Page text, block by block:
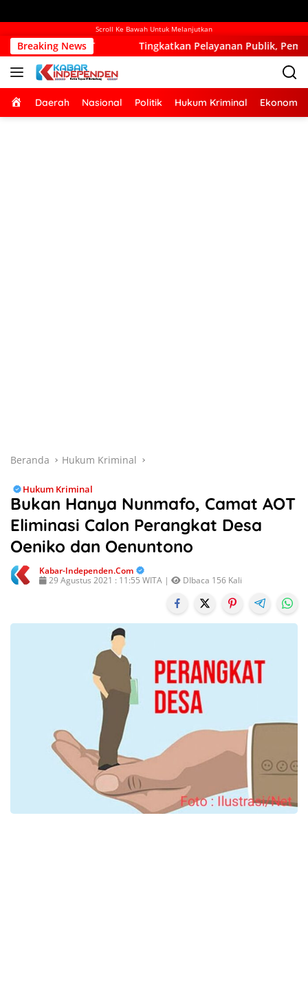
Scroll Ke Bawah Untuk Melanjutkan
Breaking News
Tingkatkan Pelayanan Publik, Pemkab Kupang Mulai
Home
Daerah Nasional Politik Hukum Kriminal Ekonomi
Beranda Hukum Kriminal
Hukum Kriminal
Bukan Hanya Nunmafo, Camat AOT
Eliminasi Calon Perangkat Desa
Oeniko dan Oenuntono
Kabar-Independen.com
29 Agustus 2021 : 11:55 WITA |
DIbaca 156 Kali